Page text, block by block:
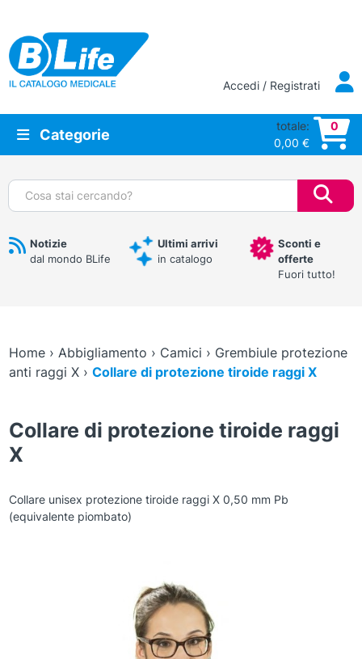
Vai al contenuto principale
Accedi / Registrati
Categorie
totale:
0,00 €
0
Cerca:
Notizie
dal mondo BLife
Ultimi arrivi
in catalogo
Sconti e
offerte
Fuori tutto!
Home› Abbigliamento › Camici › Grembiule protezione
anti raggi X› Collare di protezione tiroide raggi X
Collare di protezione tiroide raggi
X
Collare unisex protezione tiroide raggi X 0,50 mm Pb
(equivalente piombato)